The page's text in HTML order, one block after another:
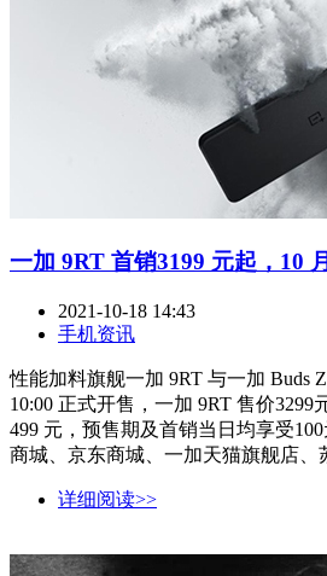
一加 9RT 首销3199 元起，10
2021-10-18 14:43
手机资讯
性能加料旗舰一加 9RT 与一加 Buds
10:00 正式开售，一加 9RT 售价3299
499 元，预售期及首销当日均享受
商城、京东商城、一加天猫旗舰店、
详细阅读>>